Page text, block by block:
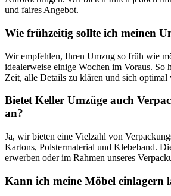
und faires Angebot.
Wie frühzeitig sollte ich meinen
Wir empfehlen, Ihren Umzug so früh wie
idealerweise einige Wochen im Voraus. So
Zeit, alle Details zu klären und sich optimal
Bietet Keller Umzüge auch
an?
Ja, wir bieten eine Vielzahl von
Kartons, Polstermaterial und Klebeband.
erwerben oder im Rahmen unseres
Kann ich meine Möbel einlagern